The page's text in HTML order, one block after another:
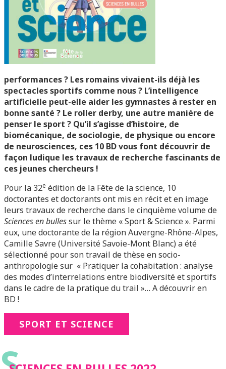
performances ? Les romains vivaient-ils déjà les
spectacles sportifs comme nous ? L’intelligence
artificielle peut-elle aider les gymnastes à rester en
bonne santé ? Le roller derby, une autre manière de
penser le sport ? Qu’il s’agisse d’histoire, de
biomécanique, de sociologie, de physique ou encore
de neurosciences, ces 10 BD vous font découvrir de
façon ludique les travaux de recherche fascinants de
ces jeunes chercheurs !
Pour la 32e édition de la Fête de la science, 10
doctorantes et doctorants ont mis en récit et en image
leurs travaux de recherche dans le cinquième volume de
Sciences en bullessur le thème « Sport & Science ». Parmi
eux, une doctorante de la région Auvergne-Rhône-Alpes,
Camille Savre (Université Savoie-Mont Blanc) a été
sélectionné pour son travail de thèse en socio-
anthropologie sur « Pratiquer la cohabitation : analyse
des modes d’interrelations entre biodiversité et sportifs
dans le cadre de la pratique du trail »… A découvrir en
BD !
SPORT ET SCIENCE